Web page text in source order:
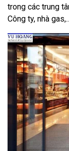
trong các trung
Công ty, nhà